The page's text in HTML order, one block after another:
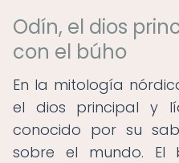
Odín, el dios
con el búho
En la mitología
el dios principal y
conocido por su
sobre el mundo. El